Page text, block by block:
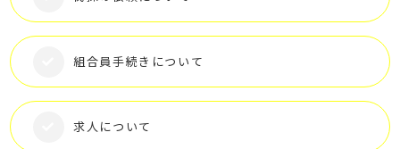
組合員手続きについて
求人について